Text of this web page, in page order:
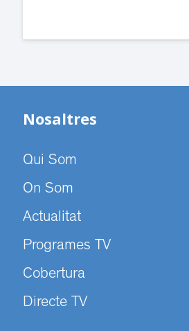
Nosaltres
Qui Som
On Som
Actualitat
Programes TV
Cobertura
Directe TV